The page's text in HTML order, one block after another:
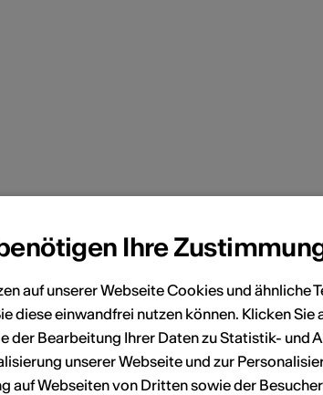
"Aymo und der
Illustratorin und Autorin
Geschichte über
anlässlich des 900-
Niedergesteln
Ihre
auf unserer Webseite Cookies und ähnliche
diese einwandfrei nutzen können. Klicken Sie
der Bearbeitung Ihrer Daten zu Statistik- und
unserer Webseite und zur
auf Webseiten von Dritten sowie der